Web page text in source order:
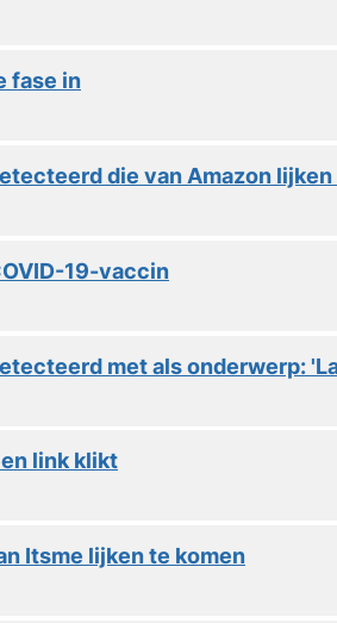
fase in
die van Amazon lijken
19-vaccin
met als onderwerp:
link klikt
Itsme lijken te komen